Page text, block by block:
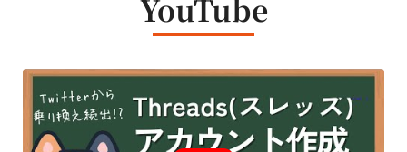
YouTube